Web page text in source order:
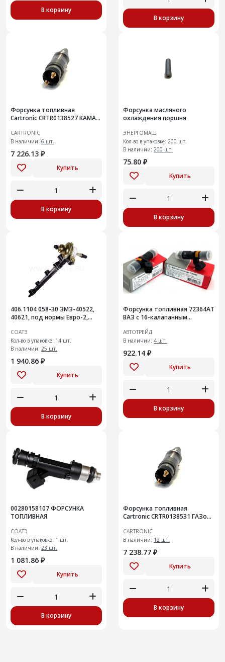
В корзину
В корзину
Форсунка топливная
Cartronic CRTR0138527 КАМАЗ
0445120123
CARTRONIC
В наличии: 6 шт.
7 226.13 ₽
Купить
В корзину
Форсунка масляного
охлаждения поршня
ЭНЕРГОМАШ
Кол-во в упаковке: 200 шт.
В наличии: 200 шт.
75.80 ₽
Купить
В корзину
406.1104 058-30 ЗМЗ-40522,
40621, под нормы Евро-2,
быстросъемные соединения
СОАТЭ
Кол-во в упаковке: 14 шт.
В наличии: 25 шт.
1 940.86 ₽
Купить
В корзину
Форсунка топливная 72364АТ
ВАЗ с 16-калапанным
LADA Vesta, Vesta SW, Vesta
АВТОТРЕЙД
В наличии: 4 шт.
922.14 ₽
Купить
В корзину
00280158107 ФОРСУНКА
ТОПЛИВНАЯ
СОАТЭ
Кол-во в упаковке: 1 шт.
В наличии: 23 шт.
1 081.86 ₽
Купить
В корзину
Форсунка топливная
Cartronic CRTR0138531 ГАЗон
53443.1112010/ 534431112010
CARTRONIC
В наличии: 12 шт.
7 238.77 ₽
Купить
В корзину